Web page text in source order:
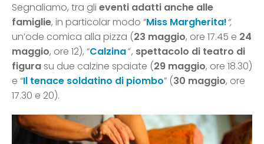
Segnaliamo, tra gli eventi adatti anche alle
famiglie, in particolar modo “Miss Margherita!“,
un’ode comica alla pizza (23 maggio, ore 17.45 e 24
maggio, ore 12), “Calzina“, spettacolo di teatro di
figurasu due calzine spaiate (29 maggio, ore 18.30)
e “Il tenace soldatino di piombo” (30 maggio, ore
17.30 e 20).